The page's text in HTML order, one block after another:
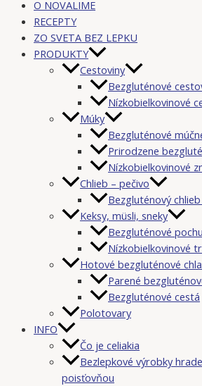
O NOVALIME
RECEPTY
ZO SVETA BEZ LEPKU
PRODUKTY
Cestoviny
Bezgluténové
Nízkobielkovinové
Múky
Bezgluténové
Prirodzene
Nízkobielkovinové
Chlieb – pečivo
Bezgluténový
Keksy, müsli, sneky
Bezgluténové
Nízkobielkovinové
Hotové bezgluténové
Parené
Bezgluténové cestá
Polotovary
INFO
Čo je celiakia
Bezlepkové výrobky
poisťovňou